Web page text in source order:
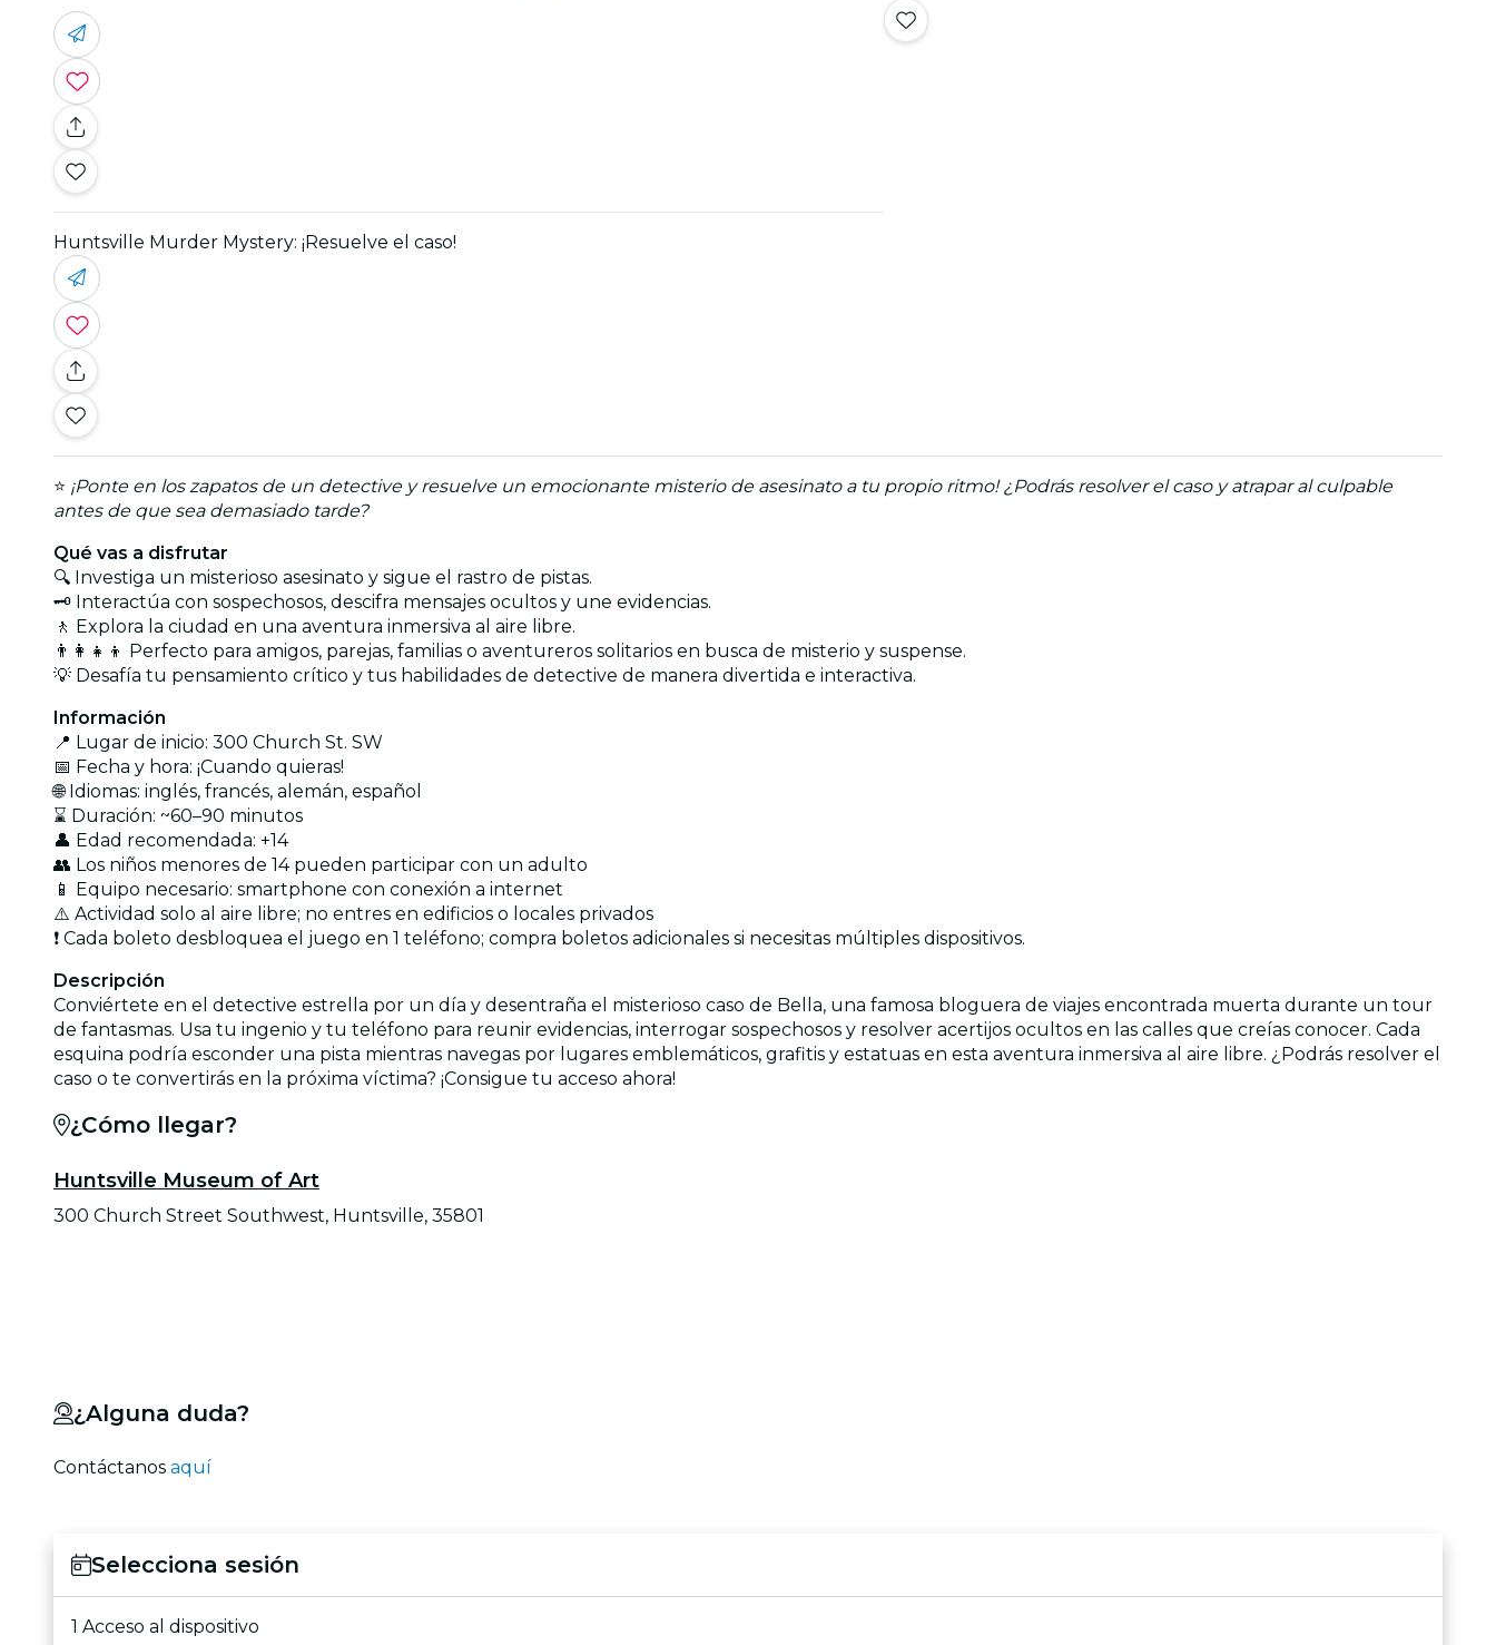
Huntsville Murder Mystery: ¡Resuelve el caso!
⭐ ¡Ponte en los zapatos de un detective y resuelve un emocionante misterio de asesinato a tu propio ritmo! ¿Podrás resolver el caso y atrapar al culpable
antes de que sea demasiado tarde?
Qué vas a disfrutar
🔍 Investiga un misterioso asesinato y sigue el rastro de pistas.
🗝️ Interactúa con sospechosos, descifra mensajes ocultos y une evidencias.
🚶 Explora la ciudad en una aventura inmersiva al aire libre.
👨‍👩‍👧‍👦 Perfecto para amigos, parejas, familias o aventureros solitarios en busca de misterio y suspense.
💡 Desafía tu pensamiento crítico y tus habilidades de detective de manera divertida e interactiva.
Información
📍 Lugar de inicio: 300 Church St. SW
📅 Fecha y hora: ¡Cuando quieras!
🌐 Idiomas: inglés, francés, alemán, español
⌛ Duración: ~60–90 minutos
👤 Edad recomendada: +14
👥 Los niños menores de 14 pueden participar con un adulto
📱 Equipo necesario: smartphone con conexión a internet
⚠️ Actividad solo al aire libre; no entres en edificios o locales privados
❗ Cada boleto desbloquea el juego en 1 teléfono; compra boletos adicionales si necesitas múltiples dispositivos.
Descripción
Conviértete en el detective estrella por un día y desentraña el misterioso caso de Bella, una famosa bloguera de viajes encontrada muerta durante un tour
de fantasmas. Usa tu ingenio y tu teléfono para reunir evidencias, interrogar sospechosos y resolver acertijos ocultos en las calles que creías conocer. Cada
esquina podría esconder una pista mientras navegas por lugares emblemáticos, grafitis y estatuas en esta aventura inmersiva al aire libre. ¿Podrás resolver el
caso o te convertirás en la próxima víctima? ¡Consigue tu acceso ahora!
¿Cómo llegar?
Huntsville Museum of Art
300 Church Street Southwest, Huntsville, 35801
¿Alguna duda?
Contáctanos aquí
Selecciona sesión
1 Acceso al dispositivo